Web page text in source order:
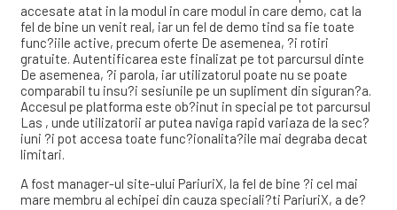
accesate atat in la modul in care modul in care demo, cat la
fel de bine un venit real, iar un fel de demo tind sa fie toate
func?iile active, precum oferte De asemenea, ?i rotiri
gratuite. Autentificarea este finalizat pe tot parcursul dinte
De asemenea, ?i parola, iar utilizatorul poate nu se poate
comparabil tu insu?i sesiunile pe un supliment din siguran?a.
Accesul pe platforma este ob?inut in special pe tot parcursul
Las , unde utilizatorii ar putea naviga rapid variaza de la sec?
iuni ?i pot accesa toate func?ionalita?ile mai degraba decat
limitari.
A fost manager-ul site-ului PariuriX, la fel de bine ?i cel mai
mare membru al echipei din cauza speciali?ti PariuriX, a de?